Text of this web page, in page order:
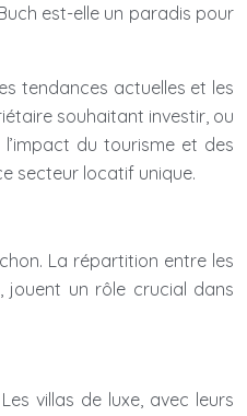
est-elle un paradis pour
tendances actuelles et les
souhaitant investir, ou
du tourisme et des
secteur locatif unique.
La répartition entre les
jouent un rôle crucial dans
villas de luxe, avec leurs